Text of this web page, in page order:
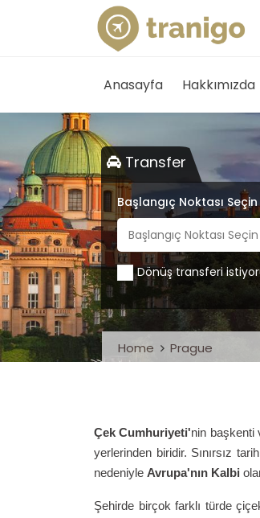
Anasayfa Hakkımızda
Transfer
Başlangıç Noktası Seçin
Dönüş transferi
Home Prague
Çek Cumhuriyeti'nin başkenti
yerlerinden biridir. Sınırsız
nedeniyle Avrupa'nın Kalbi
Şehirde birçok farklı türde